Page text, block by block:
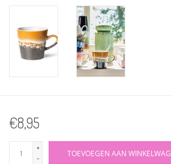
€8,95
+
-
TOEVOEGEN AAN